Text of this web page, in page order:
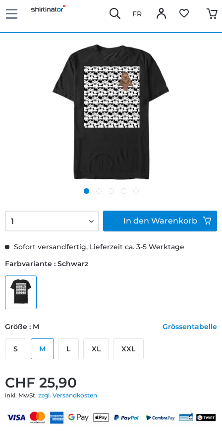
FR
CHF 25,90
inkl. MwSt. zzgl. Versandkosten
Sofort versandfertig, Lieferzeit ca. 3-5 Werktage
Farbvariante : Schwarz
Größe : M Grössentabelle
S M L XL XXL
In den Warenkorb